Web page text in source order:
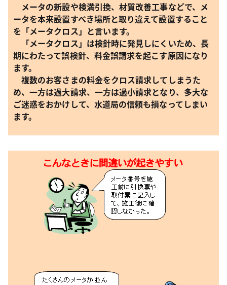
メータの新設や検満引換、材質改善工事などで、メ
ータを本来設置すべき場所と取り違えて設置すること
を「メータクロス」と言います。
「メータクロス」は検針時に発見しにくいため、長
期にわたって誤検針、料金誤請求を起こす原因になり
ます。
複数のお客さまの料金をクロス請求してしまうた
め、一方は過大請求、一方は過小請求となり、多大な
ご迷惑をおかけして、水道局の信頼も損なってしまい
ます。